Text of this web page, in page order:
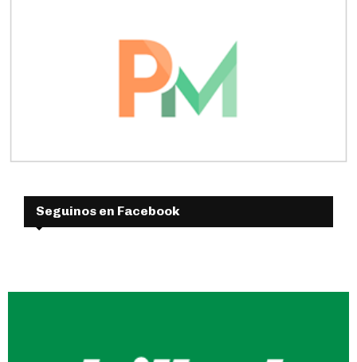
Seguinos en Facebook